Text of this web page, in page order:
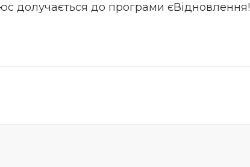
долучається до програми єВідновлення!